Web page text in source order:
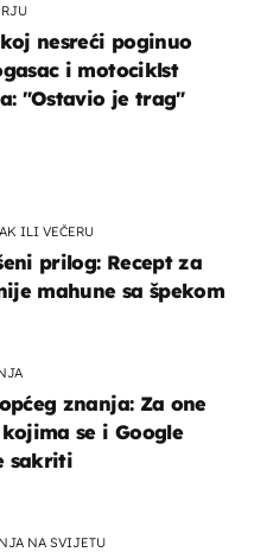
nesreći poginuo
i motociklst
"Ostavio je trag"
ILI VEČERU
prilog: Recept za
mahune sa špekom
znanja: Za one
se i Google
sakriti
NA SVIJETU